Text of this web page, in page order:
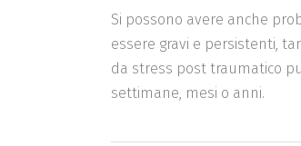
Si possono avere anche
essere gravi e persistenti,
da stress post traumatico
settimane, mesi o anni.